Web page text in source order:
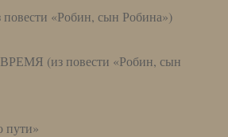
«Робин, сын Робина»)
(из повести «Робин, сын
пути»